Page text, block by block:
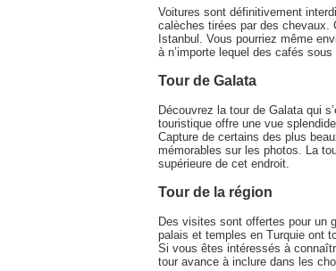
Voitures sont définitivement
calèches tirées par des chevaux.
Istanbul. Vous pourriez même
à n’importe lequel des cafés
Tour de Galata
Découvrez la tour de Galata qui
touristique offre une vue
Capture de certains des plus
mémorables sur les photos. La
supérieure de cet endroit.
Tour de la région
Des visites sont offertes pour un
palais et temples en Turquie ont
Si vous êtes intéressés à
tour avance à inclure dans les